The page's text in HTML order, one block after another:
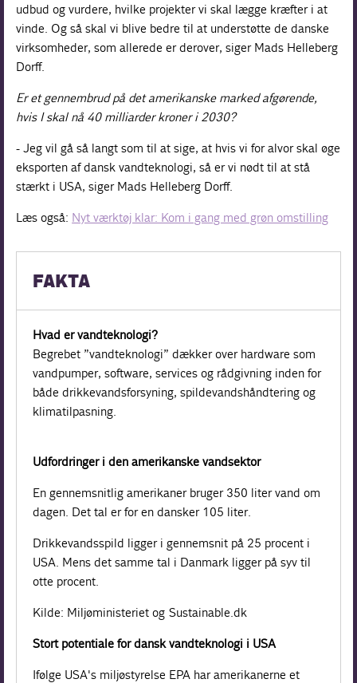
udbud og vurdere, hvilke projekter vi skal lægge kræfter i at
vinde. Og så skal vi blive bedre til at understøtte de danske
virksomheder, som allerede er derover, siger Mads Helleberg
Dorff.
Er et gennembrud på det amerikanske marked afgørende,
hvis I skal nå 40 milliarder kroner i 2030?
- Jeg vil gå så langt som til at sige, at hvis vi for alvor skal øge
eksporten af dansk vandteknologi, så er vi nødt til at stå
stærkt i USA, siger Mads Helleberg Dorff.
Læs også: Nyt værktøj klar: Kom i gang med grøn omstilling
FAKTA
Hvad er vandteknologi?
Begrebet ”vandteknologi” dækker over hardware som
vandpumper, software, services og rådgivning inden for
både drikkevandsforsyning, spildevandshåndtering og
klimatilpasning.
Udfordringer i den amerikanske vandsektor
En gennemsnitlig amerikaner bruger 350 liter vand om
dagen. Det tal er for en dansker 105 liter.
Drikkevandsspild ligger i gennemsnit på 25 procent i
USA. Mens det samme tal i Danmark ligger på syv til
otte procent.
Kilde: Miljøministeriet og Sustainable.dk
Stort potentiale for dansk vandteknologi i USA
Ifølge USA's miljøstyrelse EPA har amerikanerne et